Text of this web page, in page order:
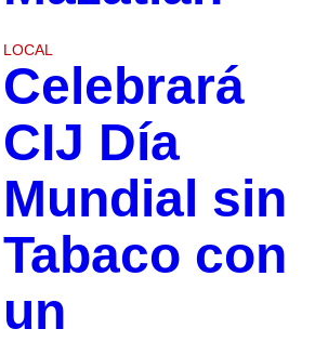
LOCAL
Celebrará
CIJ Día
Mundial sin
Tabaco con
un